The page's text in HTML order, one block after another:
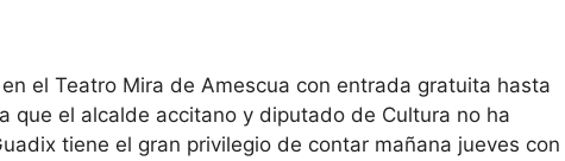
el Teatro Mira de Amescua con entrada gratuita hasta
que el alcalde accitano y diputado de Cultura no ha
tiene el gran privilegio de contar mañana jueves con